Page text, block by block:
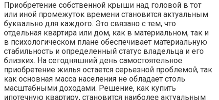
Приобретение собственной крыши над головой в тот
или иной промежуток времени становится актуальным
буквально для каждого. Это связано с тем, что
отдельная квартира или дом, как в материальном, так и
в психологическом плане обеспечивает материальную
стабильность и определенный статус владельца и его
близких. На сегодняшний день самостоятельное
приобретение жилья остается серьезной проблемой, так
как основная масса населения не обладает столь
масштабными доходами. Решение, как купить
ипотечную квартиру, становится наиболее актуальным